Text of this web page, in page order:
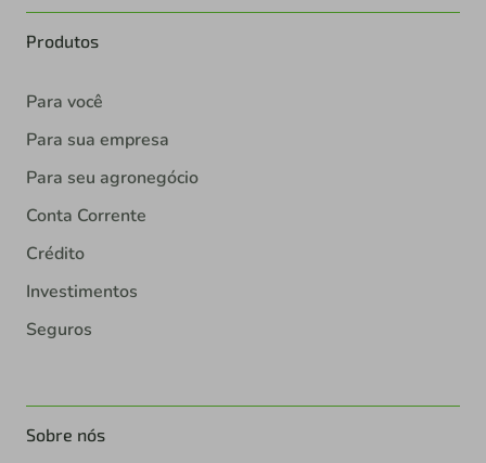
Produtos
Para você
Para sua empresa
Para seu agronegócio
Conta Corrente
Crédito
Investimentos
Seguros
Sobre nós